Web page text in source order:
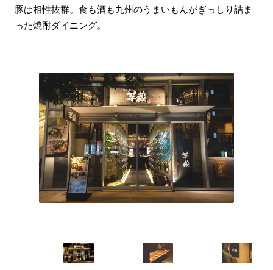
豚は相性抜群。食も酒も九州のうまいもんがぎっしり詰ま
った焼酎ダイニング。